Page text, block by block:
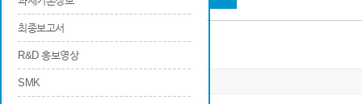
최종보고서
R&D 홍보영상
SMK
저술